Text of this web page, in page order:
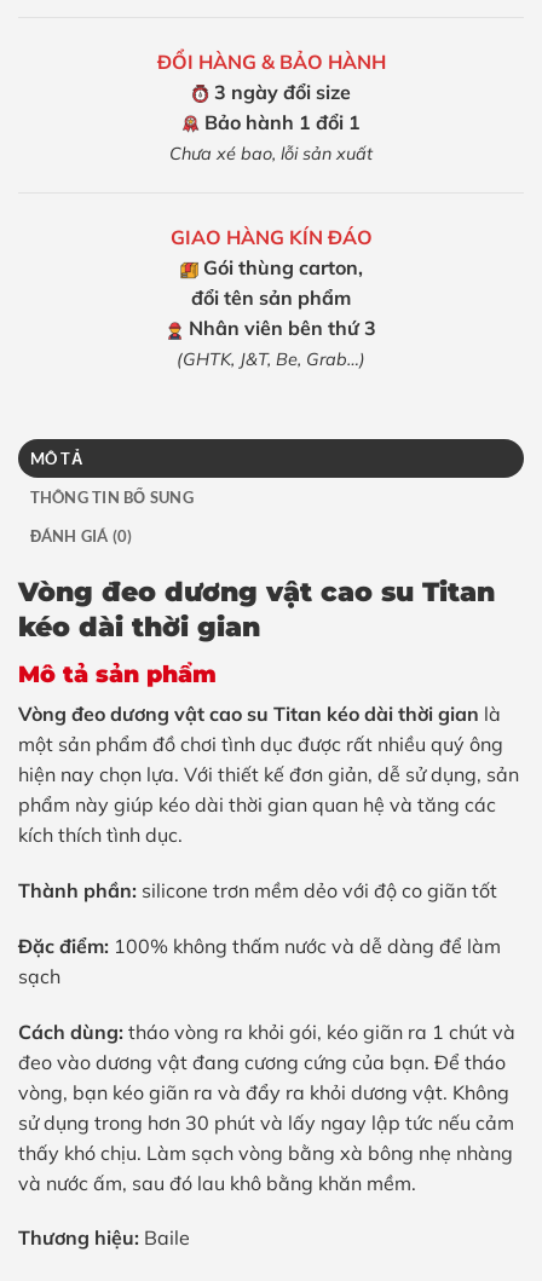
ĐỔI HÀNG & BẢO HÀNH
3 ngày đổi size
Bảo hành 1 đổi 1
Chưa xé bao, lỗi sản xuất
GIAO HÀNG KÍN ĐÁO
Gói thùng carton,
đổi tên sản phẩm
Nhân viên bên thứ 3
(GHTK, J&T, Be, Grab…)
MÔ TẢ
THÔNG TIN BỔ SUNG
ĐÁNH GIÁ (0)
Vòng đeo dương vật cao su Titan
kéo dài thời gian
Mô tả sản phẩm
Vòng đeo dương vật cao su Titan kéo dài thời gian là
một sản phẩm đồ chơi tình dục được rất nhiều quý ông
hiện nay chọn lựa. Với thiết kế đơn giản, dễ sử dụng, sản
phẩm này giúp kéo dài thời gian quan hệ và tăng các
kích thích tình dục.
Thành phần: silicone trơn mềm dẻo với độ co giãn tốt
Đặc điểm: 100% không thấm nước và dễ dàng để làm
sạch
Cách dùng: tháo vòng ra khỏi gói, kéo giãn ra 1 chút và
đeo vào dương vật đang cương cứng của bạn. Để tháo
vòng, bạn kéo giãn ra và đẩy ra khỏi dương vật. Không
sử dụng trong hơn 30 phút và lấy ngay lập tức nếu cảm
thấy khó chịu. Làm sạch vòng bằng xà bông nhẹ nhàng
và nước ấm, sau đó lau khô bằng khăn mềm.
Thương hiệu: Baile